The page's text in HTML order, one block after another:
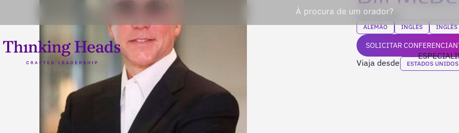
À procura de um orador?
CEO da SAP
ALEMÃO INGLÊS INGLÊS
SOLICITAR
Viaja desde ESTADOS UNIDOS